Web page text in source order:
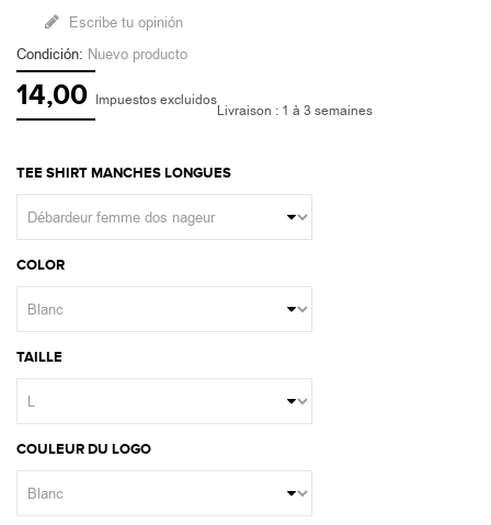
Escribe tu opinión
Condición: Nuevo producto
14,00 Impuestos excluidos
Livraison : 1 à 3 semaines
TEE SHIRT MANCHES LONGUES
COLOR
TAILLE
COULEUR DU LOGO